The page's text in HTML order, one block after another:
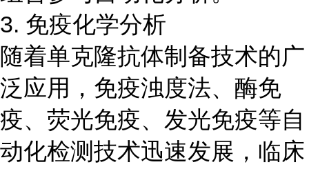
3. 免疫化学分析
随着单克隆抗体制备技术的广
泛应用，免疫浊度法、酶免
疫、荧光免疫、发光免疫等自
动化检测技术迅速发展，临床